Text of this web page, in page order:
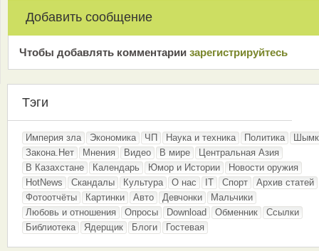
Добавить сообщение
Чтобы добавлять комментарии зарeгиcтрирyйтeсь
Тэги
Империя зла Экономика ЧП Наука и техника Политика
Закона.Нет
Мнения Видео В мире
Центральная Азия
В Казахстане
Календарь Юмор и Истории
Новости оружия
HotNews
Скандалы Культура О нас IT Спорт
Архив статей
Фотоотчёты
Картинки Авто Девчонки
Мальчики
Любовь и отношения
Опросы Download Обменник
Ссылки
Библиотека
Ядерщик Блоги Гостевая